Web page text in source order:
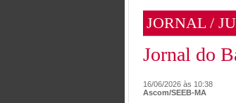
JORNAL /
Jornal do
16/06/2026 às 10:38
Ascom/SEEB-MA